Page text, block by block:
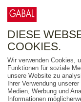
FREITEXT
AUSGABEART
DIESE
COOKIES.
Wir verwenden Cookies,
Funktionen für soziale
unsere Website zu
Ihrer Verwendung
Medien, Werbung und
Informationen